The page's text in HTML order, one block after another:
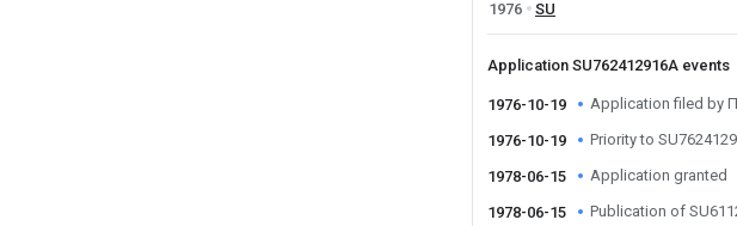
1976
SU
Application SU762412916A events
1976-10-19 Application filed by
1976-10-19 Priority to
1978-06-15 Application granted
1978-06-15 Publication of